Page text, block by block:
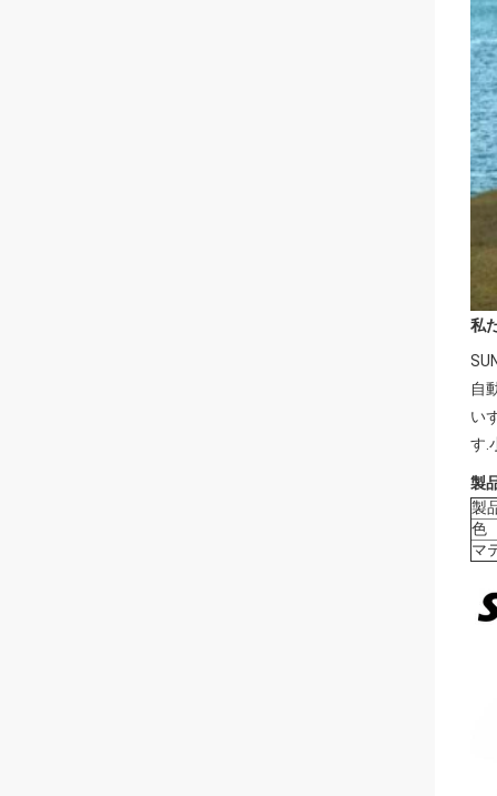
私
自
い
す.
製
製
色
マ